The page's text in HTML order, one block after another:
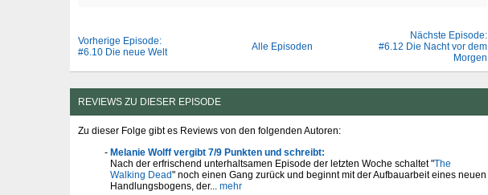
Vorherige Episode:
#6.10 Die neue Welt
Alle Episoden
Nächste Episode:
#6.12 Die Nacht vor dem
Morgen
REVIEWS ZU DIESER EPISODE
Zu dieser Folge gibt es Reviews von den folgenden Autoren:
Melanie Wolff vergibt 7/9 Punkten und schreibt:
Nach der erfrischend unterhaltsamen Episode der letzten Woche schaltet "The
Walking Dead" noch einen Gang zurück und beginnt mit der Aufbauarbeit eines neuen
Handlungsbogens, der...
mehr